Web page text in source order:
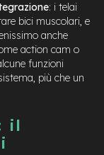
: i telai
bici muscolari, e
anche
action cam o
funzioni
più che un
il